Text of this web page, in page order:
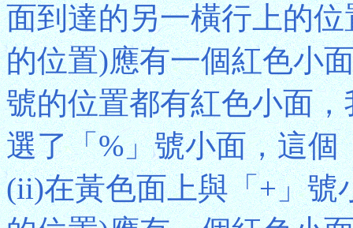
面到達的另一橫行上的
的位置)應有一個紅色小
號的位置都有紅色小面
選了「%」號小面，這
(ii)在黃色面上與「+」號